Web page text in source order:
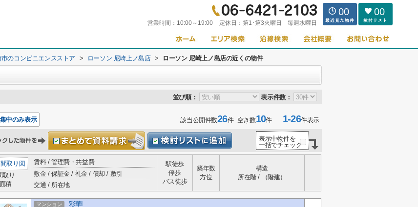
営業時間： 10:00～19:00 定休日： 第1･第3火曜日 毎週水曜日
00 00
市のコンビニエンスストア > ローソン 尼崎上ノ島店 > ローソン 尼崎上ノ島店の近くの物件
並び順： 表示件数：
中のみ表示 該当公開件数26件 空き数10件1-26件表示
表示中物件を
一括でチェック
間取り図
取り
面積
賃料 / 管理費・共益費
敷金 / 保証金 / 礼金 / 償却 / 敷引
交通 / 所在地
駅徒歩
停歩
バス徒歩
築年数
方位
構造
所在階 / （階建）
マンション 彩華I